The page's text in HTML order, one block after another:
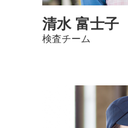
清水 富士子
検査チーム